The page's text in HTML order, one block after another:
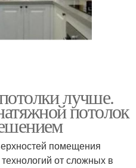
лучше.
потолок
помещения
от сложных в